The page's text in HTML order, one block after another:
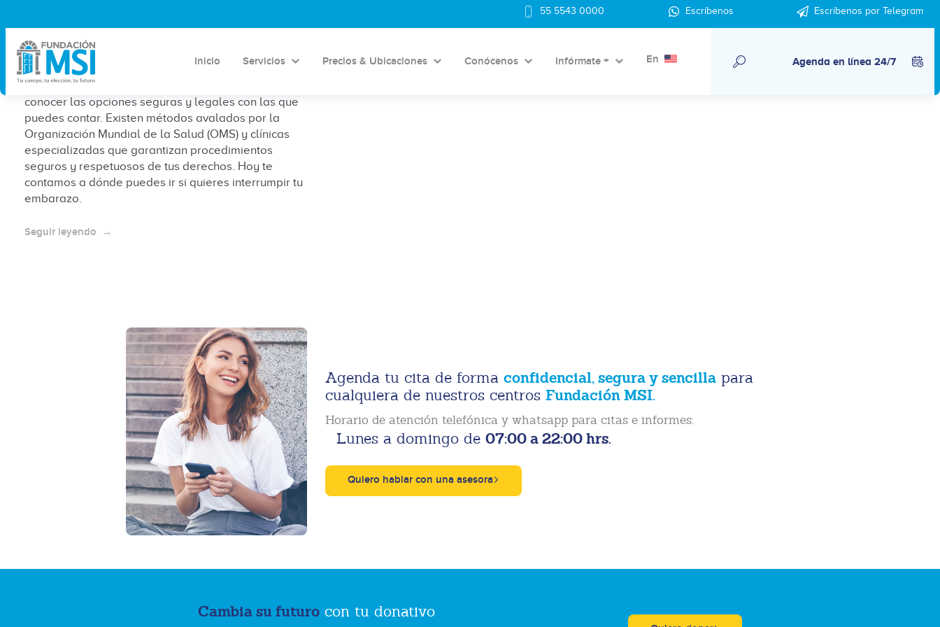
55 5543 0000 Escríbenos Escríbenos por Telegram
Inicio Servicios Precios & Ubicaciones Conócenos Infórmate + En Agenda en línea 24/7
Dónde puedo ir si quiero interrumpir
mi embarazo
Si estás considerando abortar, es importante
conocer las opciones seguras y legales con las que
puedes contar. Existen métodos avalados por la
Organización Mundial de la Salud (OMS) y clínicas
especializadas que garantizan procedimientos
seguros y respetuosos de tus derechos. Hoy te
contamos a dónde puedes ir si quieres interrumpir tu
embarazo.
Seguir leyendo
Agenda tu cita de forma confidencial, segura y sencillapara
cualquiera de nuestros centros Fundación MSI.
Horario de atención telefónica y whatsapp para citas e informes:
Lunes a domingo de 07:00 a 22:00 hrs.
Quiero hablar con una asesora
Cambia su futuro con tu donativo